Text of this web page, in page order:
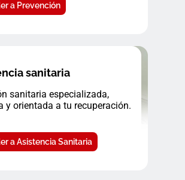
a Prevención
sanitaria
sanitaria especializada,
y orientada a tu recuperación.
a Asistencia Sanitaria